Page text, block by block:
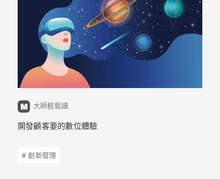
大師輕鬆讀
開發顧客要的數位體驗
# 創新管理